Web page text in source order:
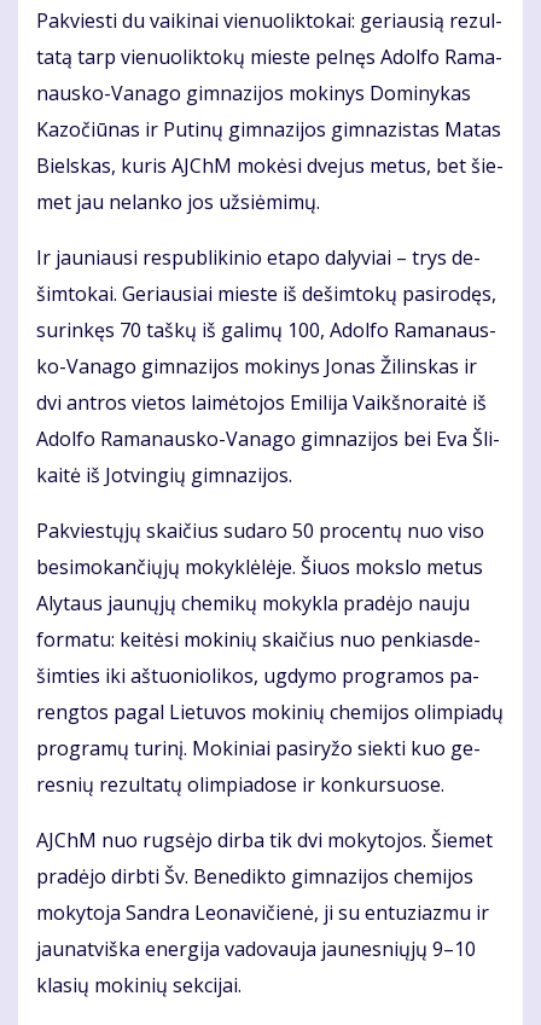
Pa­kvies­ti du vai­ki­nai vie­nuo­lik­to­kai: ge­riau­sią re­zul­
ta­tą tarp vie­nuo­lik­to­kų mies­te pel­nęs Adol­fo Ra­ma­
naus­ko-Va­na­go gim­na­zi­jos mo­ki­nys Do­mi­ny­kas
Ka­zo­čiū­nas ir Pu­ti­nų gim­na­zi­jos gim­na­zis­tas Ma­tas
Biels­kas, ku­ris AJChM mo­kė­si dve­jus me­tus, bet šie­
met jau ne­lan­ko jos už­si­ė­mi­mų.
Ir jau­niau­si res­pub­li­ki­nio eta­po da­ly­viai – trys de­
šim­to­kai. Ge­riau­siai mies­te iš de­šim­to­kų pa­si­ro­dęs,
su­rin­kęs 70 taš­kų iš ga­li­mų 100, Adol­fo Ra­ma­naus­
ko-Va­na­go gim­na­zi­jos mo­ki­nys Jo­nas Ži­lins­kas ir
dvi ant­ros vie­tos lai­mė­to­jos Emi­li­ja Vaikš­no­rai­tė iš
Adol­fo Ra­ma­naus­ko-Va­na­go gim­na­zi­jos bei Eva Šli­
kai­tė iš Jot­vin­gių gim­na­zi­jos.
Pa­kvies­tų­jų skai­čius su­da­ro 50 pro­cen­tų nuo vi­so
be­si­mo­kan­čių­jų mo­kyk­lė­lė­je. Šiuos moks­lo me­tus
Aly­taus jau­nų­jų che­mi­kų mo­kyk­la pra­dė­jo nau­ju
for­ma­tu: kei­tė­si mo­ki­nių skai­čius nuo pen­kias­de­
šim­ties iki aš­tuo­nio­li­kos, ug­dy­mo pro­gra­mos pa­
reng­tos pa­gal Lie­tu­vos mo­ki­nių che­mi­jos olim­pia­dų
pro­gra­mų tu­ri­nį. Mo­ki­niai pa­si­ry­žo siek­ti kuo ge­
res­nių re­zul­ta­tų olim­pia­do­se ir kon­kur­suo­se.
AJChM nuo rug­sė­jo dir­ba tik dvi mo­ky­to­jos. Šie­met
pra­dė­jo dirb­ti Šv. Be­ne­dik­to gim­na­zi­jos che­mi­jos
mo­ky­to­ja San­dra Le­o­na­vi­čie­nė, ji su en­tu­ziaz­mu ir
jau­nat­viš­ka ener­gi­ja va­do­vau­ja jau­nes­nių­jų 9–10
kla­sių mo­ki­nių sek­ci­jai.